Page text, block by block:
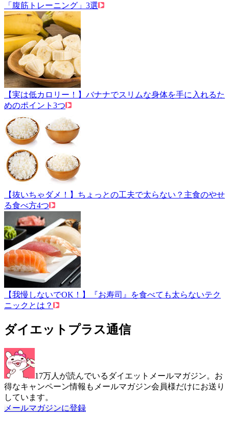
「腹筋トレーニング」3選
【実は低カロリー！】バナナでスリムな身体を手に入れるた
めのポイント3つ
【抜いちゃダメ！】ちょっとの工夫で太らない？主食のやせ
る食べ方4つ
【我慢しないでOK！】『お寿司』を食べても太らないテク
ニックとは？
ダイエットプラス通信
17万人が読んでいるダイエットメールマガジン。お
得なキャンペーン情報もメールマガジン会員様だけにお送り
しています。
メールマガジンに登録